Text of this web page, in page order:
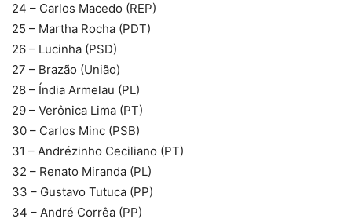
24 – Carlos Macedo (REP)
25 – Martha Rocha (PDT)
26 – Lucinha (PSD)
27 – Brazão (União)
28 – Índia Armelau (PL)
29 – Verônica Lima (PT)
30 – Carlos Minc (PSB)
31 – Andrézinho Ceciliano (PT)
32 – Renato Miranda (PL)
33 – Gustavo Tutuca (PP)
34 – André Corrêa (PP)